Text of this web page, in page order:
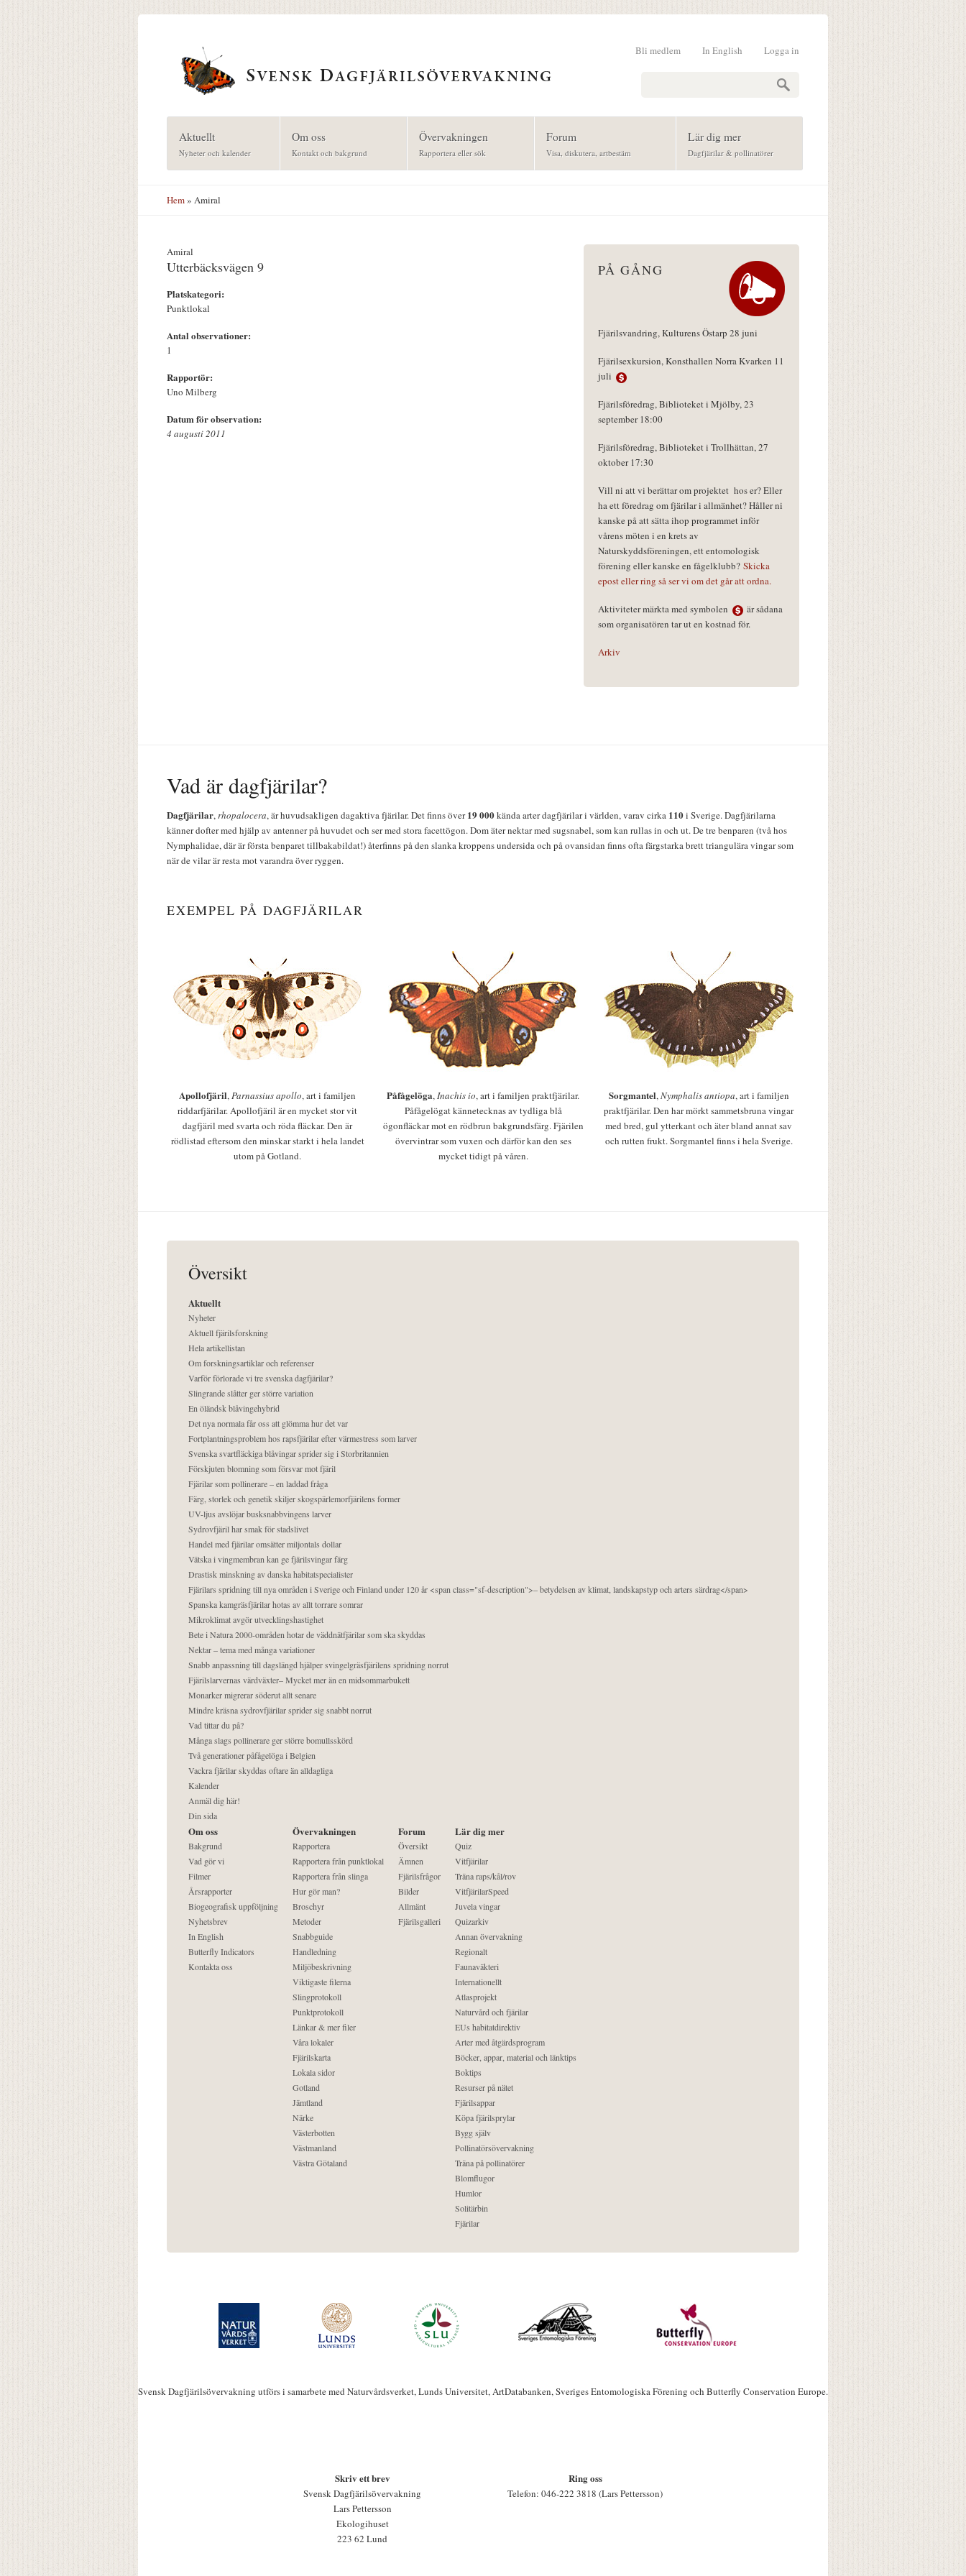
Logga in
In English
Bli medlem
Aktuellt
Nyheter och kalender
Om oss
Kontakt och bakgrund
Övervakningen
Rapportera eller sök
Forum
Visa, diskutera, artbestäm
Lär dig mer
Dagfjärilar & pollinatörer
Hem» Amiral
Amiral
Utterbäcksvägen 9
Platskategori:
Punktlokal
Antal observationer:
1
Rapportör:
Uno Milberg
Datum för observation:
4 augusti 2011
PÅ GÅNG
Fjärilsvandring, Kulturens Östarp 28 juni
Fjärilsexkursion, Konsthallen Norra Kvarken 11
juli
Fjärilsföredrag, Biblioteket i Mjölby, 23
september 18:00
Fjärilsföredrag, Biblioteket i Trollhättan, 27
oktober 17:30
Vill ni att vi berättar om projektet hos er? Eller
ha ett föredrag om fjärilar i allmänhet? Håller ni
kanske på att sätta ihop programmet inför
vårens möten i en krets av
Naturskyddsföreningen, ett entomologisk
förening eller kanske en fågelklubb? Skicka
epost eller ring så ser vi om det går att ordna.
Aktiviteter märkta med symbolen
är sådana
som organisatören tar ut en kostnad för.
Arkiv
Vad är dagfjärilar?
Dagfjärilar,rhopalocera, är huvudsakligen dagaktiva fjärilar. Det finns över19 000kända arter dagfjärilar i världen, varav cirka 110i Sverige. Dagfjärilarna
känner dofter med hjälp av antenner på huvudet och ser med stora facettögon. Dom äter nektar med sugsnabel, som kan rullas in och ut. De tre benparen (två hos
Nymphalidae, där är första benparet tillbakabildat!) återfinns på den slanka kroppens undersida och på ovansidan finns ofta färgstarka brett triangulära vingar som
när de vilar är resta mot varandra över ryggen.
EXEMPEL PÅ DAGFJÄRILAR
Apollofjäril,Parnassius apollo, art i familjen
riddarfjärilar. Apollofjäril är en mycket stor vit
dagfjäril med svarta och röda fläckar. Den är
rödlistad eftersom den minskar starkt i hela landet
utom på Gotland.
Påfågelöga,Inachis io, art i familjen praktfjärilar.
Påfågelögat kännetecknas av tydliga blå
ögonfläckar mot en rödbrun bakgrundsfärg. Fjärilen
övervintrar som vuxen och därför kan den ses
mycket tidigt på våren.
Sorgmantel,Nymphalis antiopa, art i familjen
praktfjärilar. Den har mörkt sammetsbruna vingar
med bred, gul ytterkant och äter bland annat sav
och rutten frukt. Sorgmantel finns i hela Sverige.
Översikt
Aktuellt
Nyheter
Aktuell fjärilsforskning
Hela artikellistan
Om forskningsartiklar och referenser
Varför förlorade vi tre svenska dagfjärilar?
Slingrande slåtter ger större variation
En öländsk blåvingehybrid
Det nya normala får oss att glömma hur det var
Fortplantningsproblem hos rapsfjärilar efter värmestress som larver
Svenska svartfläckiga blåvingar sprider sig i Storbritannien
Förskjuten blomning som försvar mot fjäril
Fjärilar som pollinerare – en laddad fråga
Färg, storlek och genetik skiljer skogspärlemorfjärilens former
UV-ljus avslöjar busksnabbvingens larver
Sydrovfjäril har smak för stadslivet
Handel med fjärilar omsätter miljontals dollar
Vätska i vingmembran kan ge fjärilsvingar färg
Drastisk minskning av danska habitatspecialister
Fjärilars spridning till nya områden i Sverige och Finland under 120 år <span class="sf-description">– betydelsen av klimat, landskapstyp och arters särdrag</span>
Spanska kamgräsfjärilar hotas av allt torrare somrar
Mikroklimat avgör utvecklingshastighet
Bete i Natura 2000-områden hotar de väddnätfjärilar som ska skyddas
Nektar – tema med många variationer
Snabb anpassning till dagslängd hjälper svingelgräsfjärilens spridning norrut
Fjärilslarvernas värdväxter– Mycket mer än en midsommarbukett
Monarker migrerar söderut allt senare
Mindre kräsna sydrovfjärilar sprider sig snabbt norrut
Vad tittar du på?
Många slags pollinerare ger större bomullsskörd
Två generationer påfågelöga i Belgien
Vackra fjärilar skyddas oftare än alldagliga
Kalender
Anmäl dig här!
Din sida
Om oss
Bakgrund
Vad gör vi
Filmer
Årsrapporter
Biogeografisk uppföljning
Nyhetsbrev
In English
Butterfly Indicators
Kontakta oss
Övervakningen
Rapportera
Rapportera från punktlokal
Rapportera från slinga
Hur gör man?
Broschyr
Metoder
Snabbguide
Handledning
Miljöbeskrivning
Viktigaste filerna
Slingprotokoll
Punktprotokoll
Länkar & mer filer
Våra lokaler
Fjärilskarta
Lokala sidor
Gotland
Jämtland
Närke
Västerbotten
Västmanland
Västra Götaland
Forum
Översikt
Ämnen
Fjärilsfrågor
Bilder
Allmänt
Fjärilsgalleri
Lär dig mer
Quiz
Vitfjärilar
Träna raps/kål/rov
VitfjärilarSpeed
Juvela vingar
Quizarkiv
Annan övervakning
Regionalt
Faunaväkteri
Internationellt
Atlasprojekt
Naturvård och fjärilar
EUs habitatdirektiv
Arter med åtgärdsprogram
Böcker, appar, material och länktips
Boktips
Resurser på nätet
Fjärilsappar
Köpa fjärilsprylar
Bygg själv
Pollinatörsövervakning
Träna på pollinatörer
Blomflugor
Humlor
Solitärbin
Fjärilar
Svensk Dagfjärilsövervakning utförs i samarbete med Naturvårdsverket, Lunds Universitet, ArtDatabanken, Sveriges Entomologiska Förening och Butterfly Conservation Europe.
Skriv ett brev
Svensk Dagfjärilsövervakning
Lars Pettersson
Ekologihuset
223 62 Lund
Ring oss
Telefon: 046-222 3818 (Lars Pettersson)